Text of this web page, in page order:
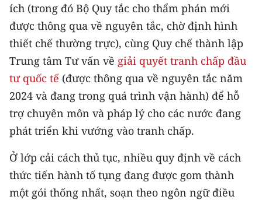
MUA BÁO
ĐỌC BÁO IN
ENGLISH
FRANÇAIS
РУССКИЙ
ESPAÑOL
ích (trong đó Bộ Quy tắc cho thẩm phán mới
được thông qua về nguyên tắc, chờ định hình
thiết chế thường trực), cùng Quy chế thành lập
Trung tâm Tư vấn về giải quyết tranh chấp đầu
tư quốc tế (được thông qua về nguyên tắc năm
2024 và đang trong quá trình vận hành) để hỗ
trợ chuyên môn và pháp lý cho các nước đang
phát triển khi vướng vào tranh chấp.
Ở lớp cải cách thủ tục, nhiều quy định về cách
thức tiến hành tố tụng đang được gom thành
một gói thống nhất, soạn theo ngôn ngữ điều